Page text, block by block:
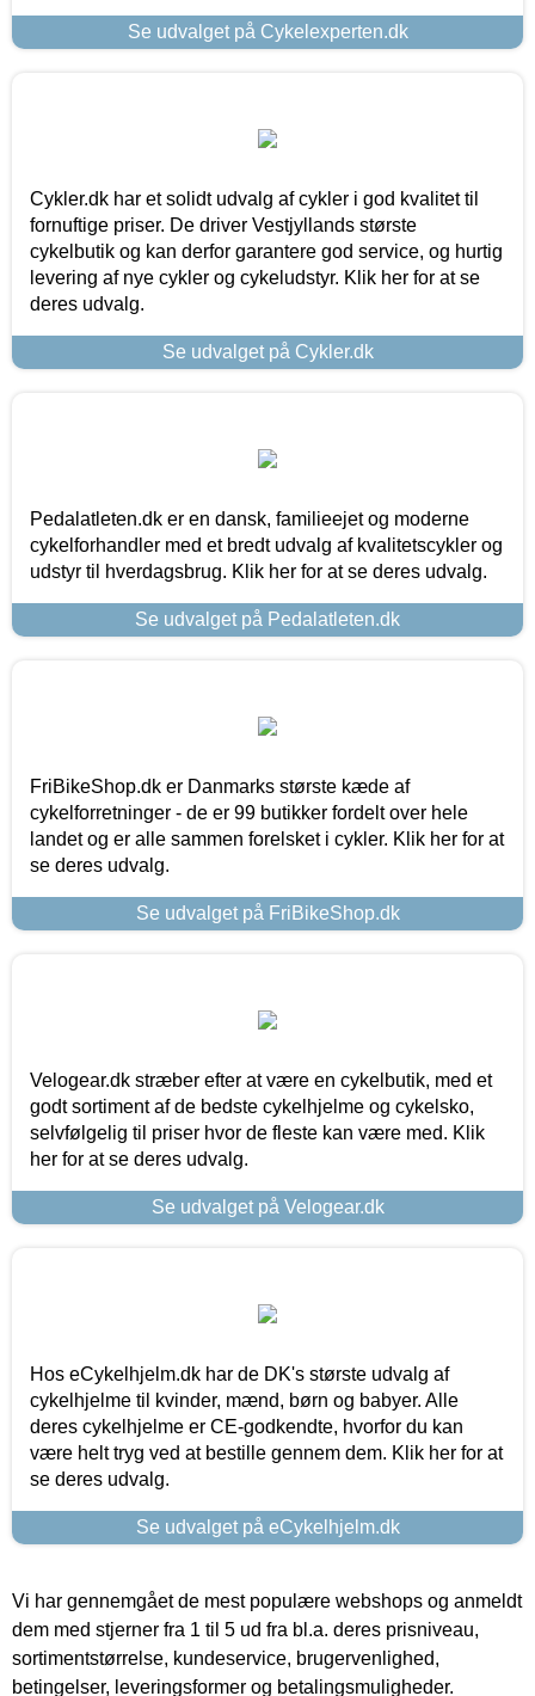
Se udvalget på Cykelexperten.dk
Cykler.dk har et solidt udvalg af cykler i god kvalitet til
fornuftige priser. De driver Vestjyllands største
cykelbutik og kan derfor garantere god service, og hurtig
levering af nye cykler og cykeludstyr. Klik her for at se
deres udvalg.
Se udvalget på Cykler.dk
Pedalatleten.dk er en dansk, familieejet og moderne
cykelforhandler med et bredt udvalg af kvalitetscykler og
udstyr til hverdagsbrug. Klik her for at se deres udvalg.
Se udvalget på Pedalatleten.dk
FriBikeShop.dk er Danmarks største kæde af
cykelforretninger - de er 99 butikker fordelt over hele
landet og er alle sammen forelsket i cykler. Klik her for at
se deres udvalg.
Se udvalget på FriBikeShop.dk
Velogear.dk stræber efter at være en cykelbutik, med et
godt sortiment af de bedste cykelhjelme og cykelsko,
selvfølgelig til priser hvor de fleste kan være med. Klik
her for at se deres udvalg.
Se udvalget på Velogear.dk
Hos eCykelhjelm.dk har de DK's største udvalg af
cykelhjelme til kvinder, mænd, børn og babyer. Alle
deres cykelhjelme er CE-godkendte, hvorfor du kan
være helt tryg ved at bestille gennem dem. Klik her for at
se deres udvalg.
Se udvalget på eCykelhjelm.dk
Vi har gennemgået de mest populære webshops og anmeldt
dem med stjerner fra 1 til 5 ud fra bl.a. deres prisniveau,
sortimentstørrelse, kundeservice, brugervenlighed,
betingelser, leveringsformer og betalingsmuligheder.